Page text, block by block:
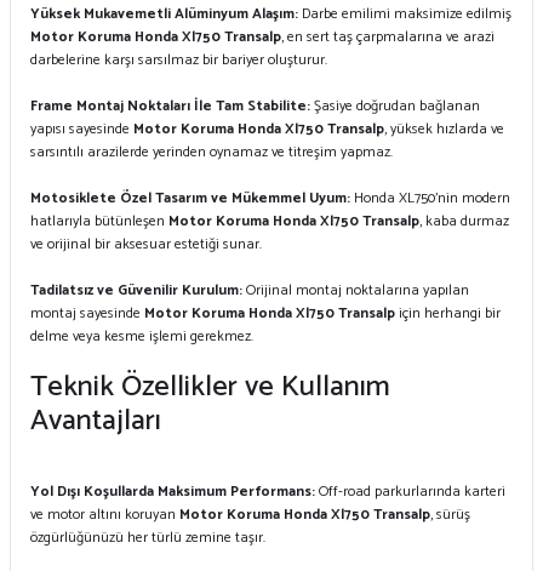
Yüksek Mukavemetli Alüminyum Alaşım: Darbe emilimi maksimize edilmiş
Motor Koruma Honda Xl750 Transalp, en sert taş çarpmalarına ve arazi
darbelerine karşı sarsılmaz bir bariyer oluşturur.
Frame Montaj Noktaları İle Tam Stabilite:Şasiye doğrudan bağlanan
yapısı sayesinde Motor Koruma Honda Xl750 Transalp, yüksek hızlarda ve
sarsıntılı arazilerde yerinden oynamaz ve titreşim yapmaz.
Motosiklete Özel Tasarım ve Mükemmel Uyum: Honda XL750’nin modern
hatlarıyla bütünleşen Motor Koruma Honda Xl750 Transalp, kaba durmaz
ve orijinal bir aksesuar estetiği sunar.
Tadilatsız ve Güvenilir Kurulum:Orijinal montaj noktalarına yapılan
montaj sayesinde Motor Koruma Honda Xl750 Transalpiçin herhangi bir
delme veya kesme işlemi gerekmez.
Teknik Özellikler ve Kullanım
Avantajları
Yol Dışı Koşullarda Maksimum Performans:Off-road parkurlarında karteri
ve motor altını koruyan Motor Koruma Honda Xl750 Transalp, sürüş
özgürlüğünüzü her türlü zemine taşır.